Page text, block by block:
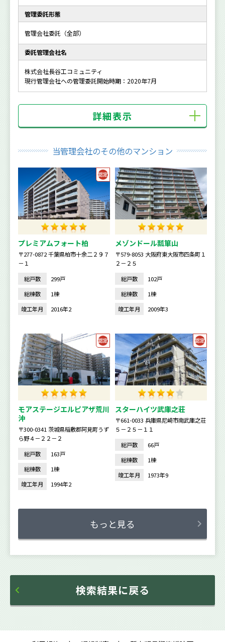
管理委託形態
管理会社委託（全部）
委託管理会社名
株式会社長谷工コミュニティ
現行管理会社への管理委託開始時期：2020年7月
詳細表示
当管理会社のその他のマンション
プレミアムフォート柏
〒277-0872 千葉県柏市十余二２９７
－１
総戸数
299戸
総棟数
1棟
竣工年月
2016年2
メゾンドール瓢箪山
〒579-8053 大阪府東大阪市四条町１
２－２５
総戸数
102戸
総棟数
1棟
竣工年月
2009年3
モアステージエルピアザ荒川
沖
〒300-0341 茨城県稲敷郡阿見町うず
ら野４－２２－２
総戸数
163戸
総棟数
1棟
竣工年月
1994年2
スターハイツ武庫之荘
〒661-0033 兵庫県尼崎市南武庫之荘
５－２５－１１
総戸数
66戸
総棟数
1棟
竣工年月
1973年9
もっと見る
検索結果に戻る